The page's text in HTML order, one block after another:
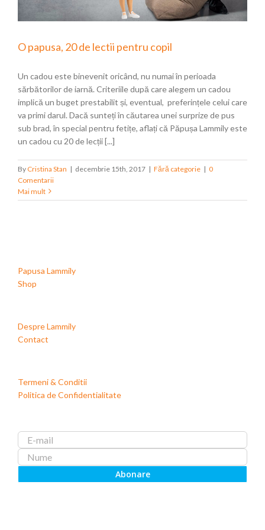
O papusa, 20 de lectii pentru copil
Un cadou este binevenit oricând, nu numai în perioada
sărbătorilor de iarnă. Criteriile după care alegem un cadou
implică un buget prestabilit și, eventual, preferințele celui care
va primi darul. Dacă sunteți în căutarea unei surprize de pus
sub brad, în special pentru fetițe, aflați că Păpușa Lammily este
un cadou cu 20 de lecții [...]
By Cristina Stan | decembrie 15th, 2017 | Fără categorie | 0
Comentarii
Mai mult
Papusa Lammily
Shop
Despre Lammily
Contact
Termeni & Conditii
Politica de Confidentialitate